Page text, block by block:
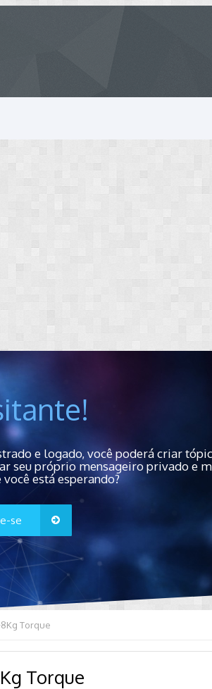
e logado, você poderá criar
seu próprio mensageiro privado e
está esperando?
se
Torque
Torque